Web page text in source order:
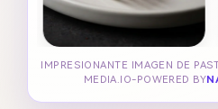
IMPRESIONANTE IMAGEN DE
MEDIA.IO-POWERED BY